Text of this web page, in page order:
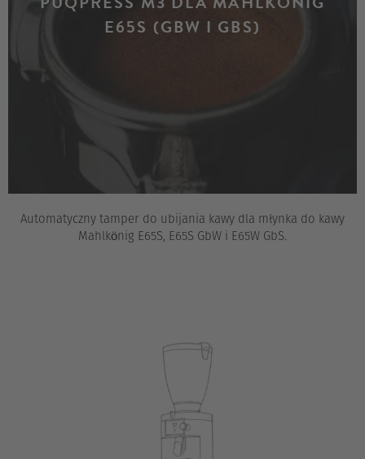
E65S (GBW I GBS)
Automatyczny tamper do ubijania kawy dla młynka do kawy
Mahlkönig E65S, E65S GbW i E65W GbS.